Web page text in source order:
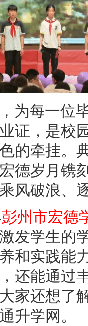
为每一位
证，是校
的牵挂。
德岁月镌
风破浪、
彭州市宏德
发学生的
和实践能
还能通过
家还想了
升学网。